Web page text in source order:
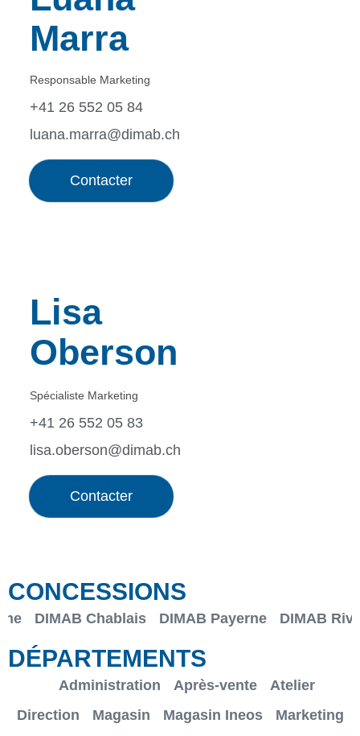
Marra
Responsable Marketing
+41 26 552 05 84
luana.marra@dimab.ch
Contacter
Lisa
Oberson
Spécialiste Marketing
+41 26 552 05 83
lisa.oberson@dimab.ch
Contacter
CONCESSIONS
DIMAB Chablais DIMAB Payerne DIMAB
DÉPARTEMENTS
Administration Après-vente
Atelier
Direction
Magasin Magasin Ineos
Marketing